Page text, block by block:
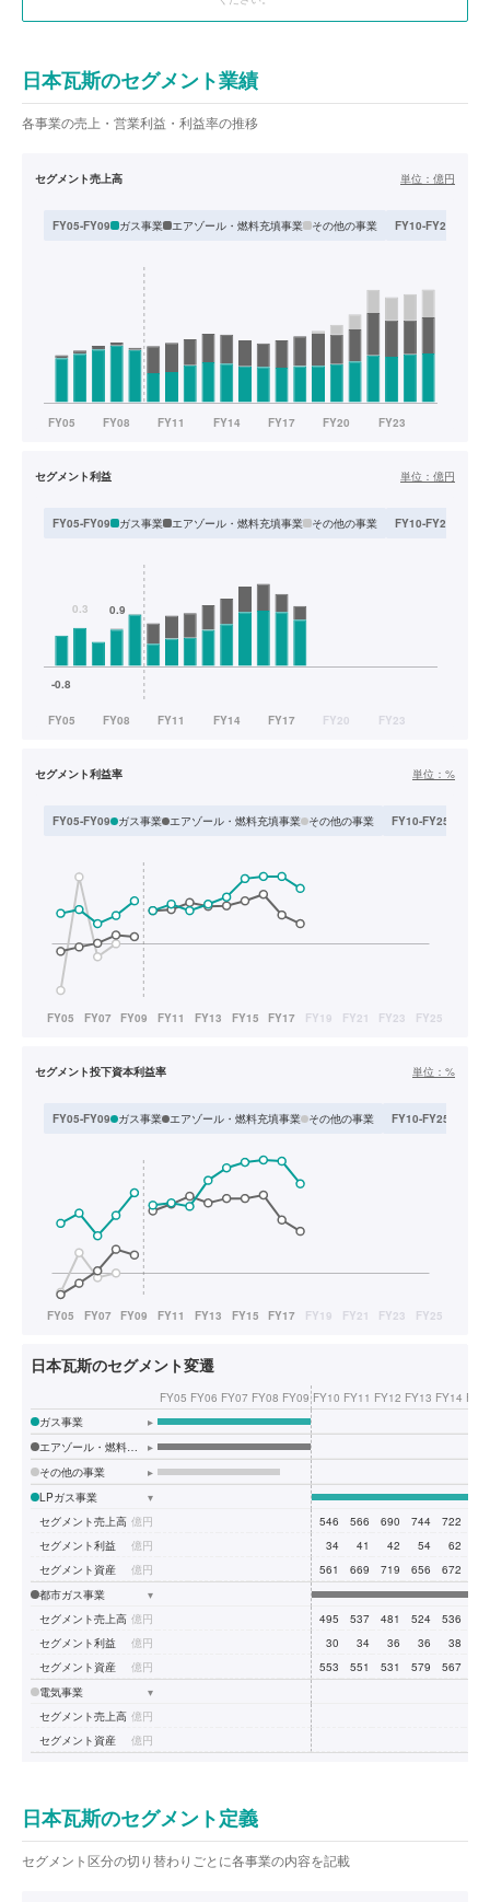
日本瓦斯のセグメント業績
各事業の売上・営業利益・利益率の推移
セグメント売上高 単位： 億円
FY05-FY09 ガス事業 エアゾール・燃料充填事業 その他の事業 FY10-FY25
セグメント利益 単位： 億円
FY05-FY09 ガス事業 エアゾール・燃料充填事業 その他の事業 FY10-FY25
セグメント利益率 単位： %
FY05-FY09 ガス事業 エアゾール・燃料充填事業 その他の事業 FY10-FY25
セグメント投下資本利益率 単位： %
FY05-FY09 ガス事業 エアゾール・燃料充填事業 その他の事業 FY10-FY25
日本瓦斯のセグメント変遷
FY05 FY06 FY07 FY08 FY09 FY10 FY11 FY12 FY13 FY14
ガス事業
▸
▸
その他の事業
▸
LPガス事業
▾
セグメント売上高 億円 546 566 690 744 722
セグメント利益
億円 34 41 42 54 62
セグメント資産
億円 561 669 719 656 672
都市ガス事業
▾
セグメント売上高 億円 495 537 481 524 536
セグメント利益
億円 30 34 36 36 38
セグメント資産
億円 553 551 531 579 567
電気事業
▾
セグメント売上高 億円
セグメント資産
億円
日本瓦斯のセグメント定義
セグメント区分の切り替わりごとに各事業の内容を記載